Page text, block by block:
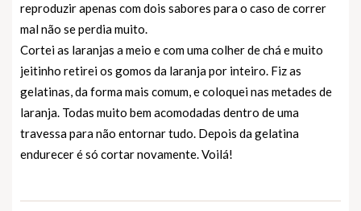
reproduzir apenas com dois sabores para o caso de correr
mal não se perdia muito.
Cortei as laranjas a meio e com uma colher de chá e muito
jeitinho retirei os gomos da laranja por inteiro. Fiz as
gelatinas, da forma mais comum, e coloquei nas metades de
laranja. Todas muito bem acomodadas dentro de uma
travessa para não entornar tudo. Depois da gelatina
endurecer é só cortar novamente. Voilá!